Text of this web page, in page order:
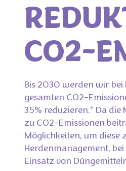
CO2-
Bis 2030 werden wir
gesamten CO2-
35% reduzieren.* Da
zu CO2-Emissionen
Möglichkeiten, um diese
Herdenmanagement,
Einsatz von